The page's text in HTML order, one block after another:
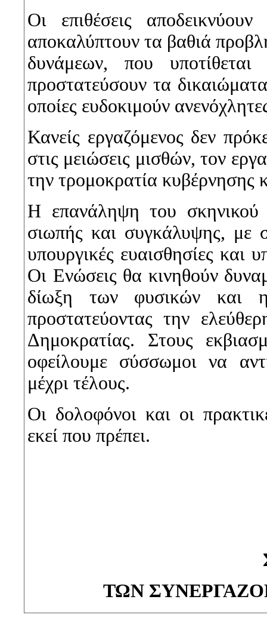
Οι επιθέσεις
αποκαλύπτουν τα βαθιά
δυνάμεων, που
προστατεύσουν τα
οποίες ευδοκιμούν
Κανείς εργαζόμενος δεν
στις μειώσεις μισθών, τον
την τρομοκρατία κυβέρνησης
Η επανάληψη του
σιωπής και συγκάλυψης, με
υπουργικές ευαισθησίες και
Οι Ενώσεις θα κινηθούν
δίωξη των φυσικών και
προστατεύοντας την
Δημοκρατίας. Στους
οφείλουμε σύσσωμοι να
μέχρι τέλους.
Οι δολοφόνοι και οι
εκεί που πρέπει.
ΤΩΝ